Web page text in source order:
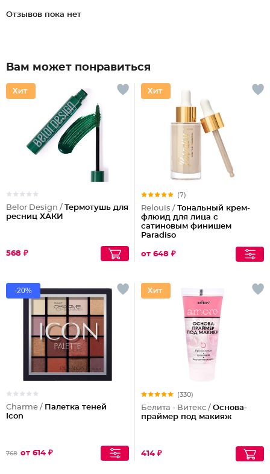
Отзывов пока нет
Вам может понравиться
Belor Design / Термотушь для
ресниц ХАКИ
568 ₽
(7)
Relouis / Тональный крем-
флюид для лица c
сатиновым финишем
Paradiso
от 648 ₽
-20%
Charme / Палетка теней
Icon
768 от 614 ₽
(330)
Белита - Витекс / Основа-
праймер под макияж
414 ₽